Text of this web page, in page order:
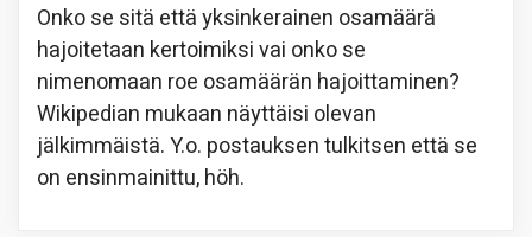
Onko se sitä että yksinkerainen osamäärä
hajoitetaan kertoimiksi vai onko se
nimenomaan roe osamäärän hajoittaminen?
Wikipedian mukaan näyttäisi olevan
jälkimmäistä. Y.o. postauksen tulkitsen että se
on ensinmainittu, höh.